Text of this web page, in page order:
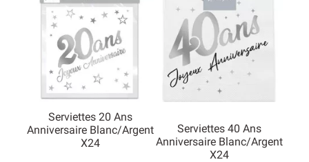
Serviettes 20 Ans
Anniversaire Blanc/argent
X24
Serviettes 40 Ans
Anniversaire Blanc/argent
X24